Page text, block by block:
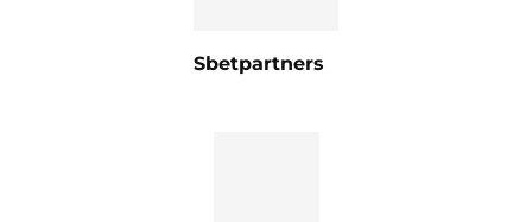
Sbetpartners